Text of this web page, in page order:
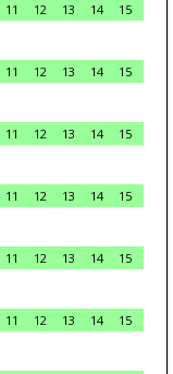
11 12 13 14
15
11 12 13 14
15
11 12 13 14
15
11 12 13 14
15
11 12 13 14
15
11 12 13 14
15